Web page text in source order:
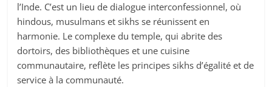
l’Inde. C’est un lieu de dialogue interconfessionnel, où
hindous, musulmans et sikhs se réunissent en
harmonie. Le complexe du temple, qui abrite des
dortoirs, des bibliothèques et une cuisine
communautaire, reflète les principes sikhs d’égalité et de
service à la communauté.